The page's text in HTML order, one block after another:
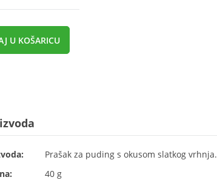
U KOŠARICU
Prašak za puding s okusom slatkog vrhnja.
40 g